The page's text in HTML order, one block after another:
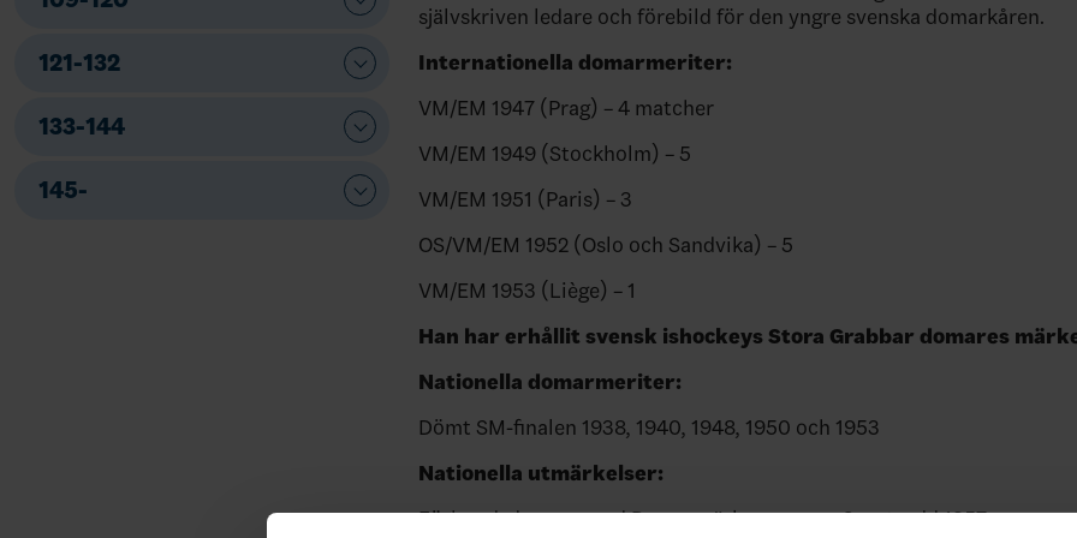
121-132
133-144
145-
självskriven ledare och förebild för den yngre svenska domarkåren.
Internationella domarmeriter:
VM/EM 1947 (Prag) – 4 matcher
VM/EM 1949 (Stockholm) – 5
VM/EM 1951 (Paris) – 3
OS/VM/EM 1952 (Oslo och Sandvika) – 5
VM/EM 1953 (Liège) – 1
Han har erhållit svensk ishockeys Stora Grabbar domares
Nationella domarmeriter:
Dömt SM-finalen 1938, 1940, 1948, 1950 och 1953
Nationella utmärkelser:
Förbundsdomare med Domarmärke nummer 3 – utsedd 1957